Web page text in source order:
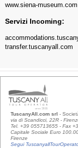
www.siena-museum.com
Servizi Incoming:
transfer.tuscanyall.com
TuscanyAll.com srl -
via di Scandicci, 22R -
Tel. +39 055713655 - Fax
Capitale Sociale Euro
Firenze
Segui